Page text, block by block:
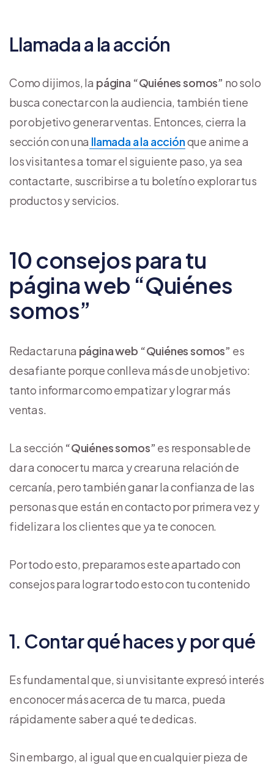
Llamada a la acción
Como dijimos, la página “Quiénes somos” no solo
busca conectar con la audiencia, también tiene
por objetivo generar ventas. Entonces, cierra la
sección con una llamada a la acciónque anime a
los visitantes a tomar el siguiente paso, ya sea
contactarte, suscribirse a tu boletín o explorar tus
productos y servicios.
10 consejos para tu
página web “Quiénes
somos”
Redactar una página web “Quiénes somos” es
desafiante porque conlleva más de un objetivo:
tanto informar como empatizar y lograr más
ventas.
La sección “Quiénes somos” es responsable de
dar a conocer tu marca y crear una relación de
cercanía, pero también ganar la confianza de las
personas que están en contacto por primera vez y
fidelizar a los clientes que ya te conocen.
Por todo esto, preparamos este apartado con
consejos para lograr todo esto con tu contenido
1. Contar qué haces y por qué
Es fundamental que, si un visitante expresó interés
en conocer más acerca de tu marca, pueda
rápidamente saber a qué te dedicas.
Sin embargo, al igual que en cualquier pieza de